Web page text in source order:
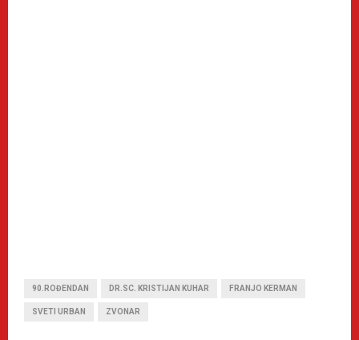
90.ROĐENDAN DR.SC. KRISTIJAN KUHAR FRANJO KERMAN
SVETI URBAN ZVONAR